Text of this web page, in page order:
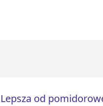
Lepsza od